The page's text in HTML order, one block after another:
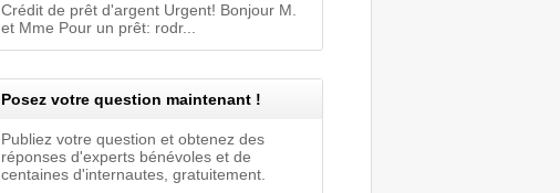
Crédit de prêt d'argent Urgent! Bonjour M.
et Mme Pour un prêt: rodr...
Posez votre question maintenant !
Publiez votre question et obtenez des
réponses d'experts bénévoles et de
centaines d'internautes, gratuitement.